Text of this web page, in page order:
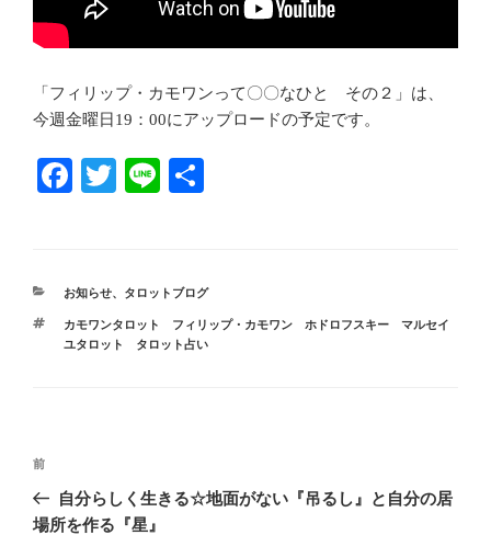
「フィリップ・カモワンって〇〇なひと その２」は、
今週金曜日19：00にアップロードの予定です。
Fa
ok
T
r
Li
カ
ゴ
リ
お知らせ、 タロットブログ
タ
グ
カモワンタロット フィリップ・カモワン ホドロフスキー マルセイ
ユタロット タロット占い
投
ナ
前
の
投
前
自分らしく生きる☆地面がない『吊るし』と自分の居
場所を作る『星』